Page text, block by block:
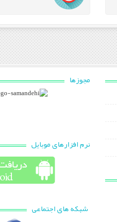
مجوزها
نرم افزارهای موبایل
شبکه های اجتماعی